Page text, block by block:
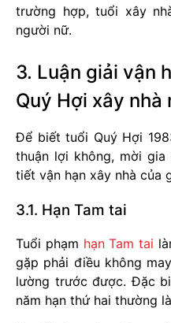
trường hợp, tuổi xây
người nữ.
3. Luận giải vận
Quý Hợi xây nhà
Để biết tuổi Quý Hợi
thuận lợi không, mời
tiết vận hạn xây nhà của
3.1. Hạn Tam tai
Tuổi phạm hạn Tam tai
gặp phải điều không
lường trước được. Đặc
năm hạn thứ hai thường